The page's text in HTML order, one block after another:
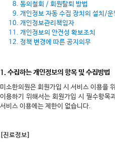
동의철회 / 회원탈퇴 방법
개인정보 자동 수집 장치의 설치/
개인정보관리책임자
개인정보의 안전성 확보조치
정책 변경에 따른 공지의무
1. 수집하는 개인정보의 항목 및 수집방법
미소한의원은 회원가입 시 서비스 이용을
이용하기 위해서는 회원가입 시 필수항목
서비스 이용에는 제한이 없습니다.
[진료정보]